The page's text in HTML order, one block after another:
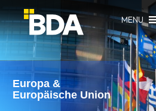
MENU
Europa &
Europäische Union